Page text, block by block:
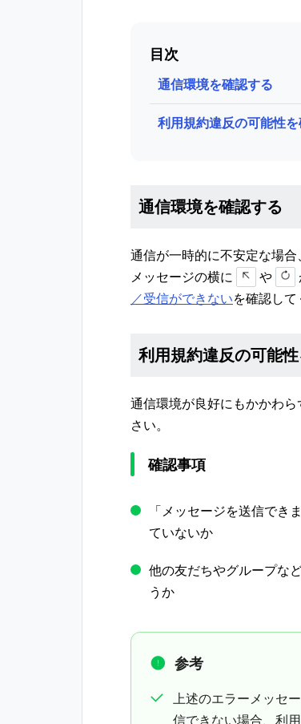
目次
通信環境を確認する
利用規約違反の可能性
通信環境を確認する
通信が一時的に不安定な場
メッセージの横に
や
／受信ができないを確認して
利用規約違反の可能
通信環境が良好にもかかわ
さい。
確認事項
「メッセージを送信で
ていないか
他の友だちやグループな
うか
参考
上述のエラーメッセ
信できない場合、利